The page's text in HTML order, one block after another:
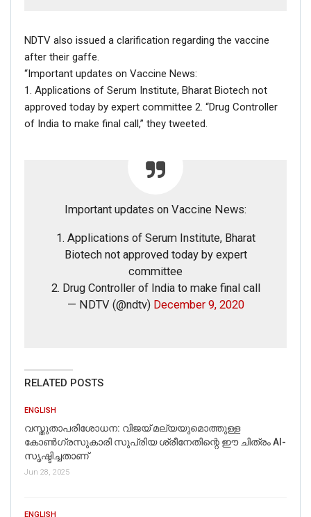
NDTV also issued a clarification regarding the vaccine
after their gaffe.
“Important updates on Vaccine News:
1. Applications of Serum Institute, Bharat Biotech not
approved today by expert committee 2. “Drug Controller
of India to make final call,” they tweeted.
Important updates on Vaccine News:
1. Applications of Serum Institute, Bharat
Biotech not approved today by expert
committee
2. Drug Controller of India to make final call
— NDTV (@ndtv) December 9, 2020
RELATED POSTS
ENGLISH
വസ്തുതാപരിശോധന: വിജയ് മല്യയുമൊത്തുള്ള
കോൺഗ്രസുകാരി സുപ്രിയ ശ്രീനേതിന്റെ ഈ ചിത്രം AI-
സൃഷ്ടിച്ചതാണ്
Jun 28, 2025
ENGLISH